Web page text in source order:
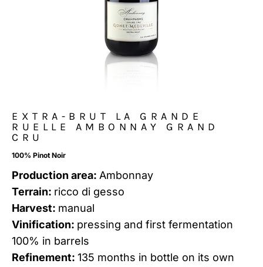
EXTRA-BRUT LA GRANDE
RUELLE AMBONNAY GRAND
CRU
100% Pinot Noir
Production area: Ambonnay
Terrain: ricco di gesso
Harvest: manual
Vinification: pressing and first fermentation
100% in barrels
Refinement: 135 months in bottle on its own